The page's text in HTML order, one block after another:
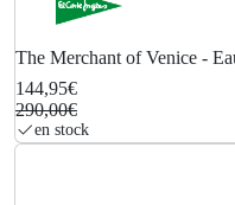
l
e
a
:
4
The Merchant of Venice -
Merchant of Venice.
144,95€
290,00€
en stock